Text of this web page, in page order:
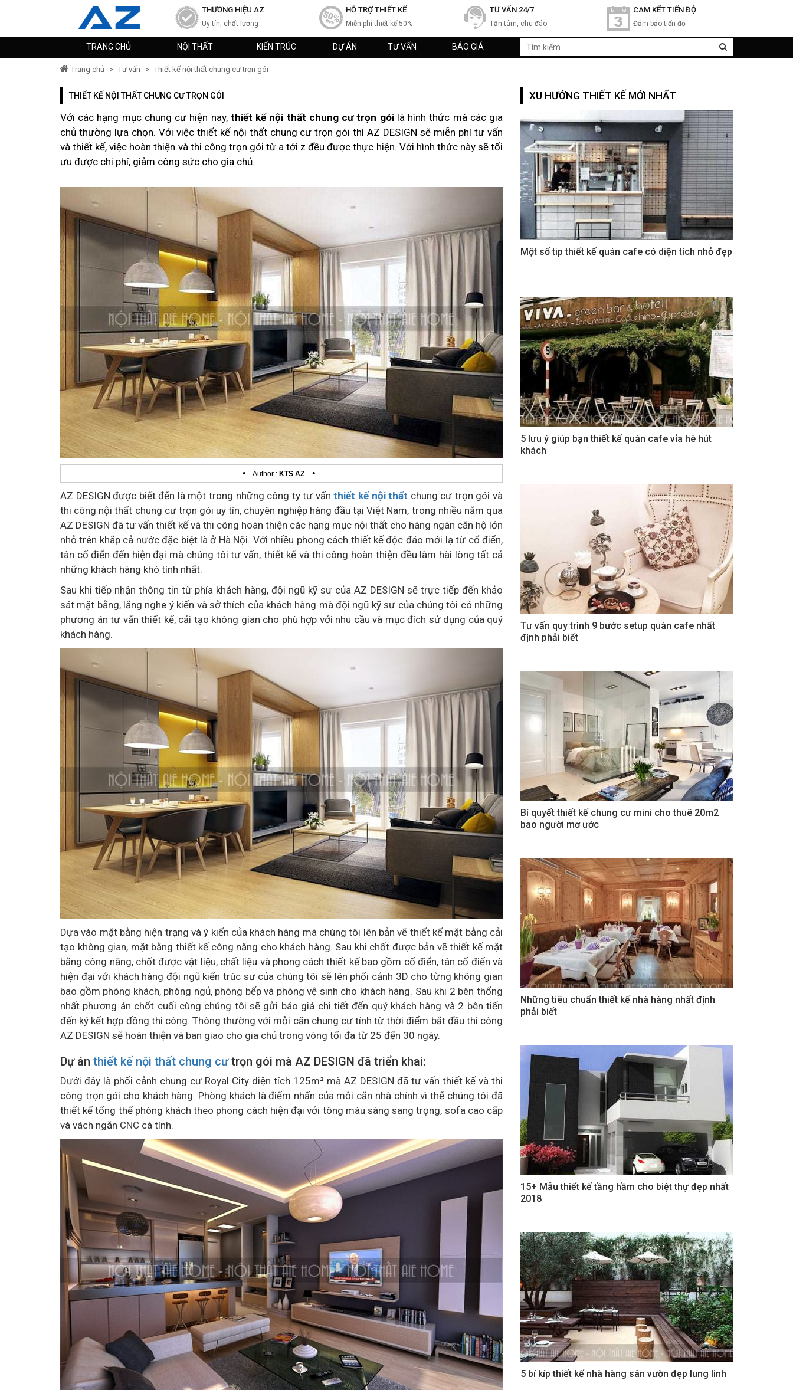
THƯƠNG HIỆU AZ
Uy tín, chất lượng
HỖ TRỢ THIẾT KẾ
Miễn phí thiết kế 50%
TƯ VẤN 24/7
Tận tâm, chu đáo
CAM KẾT TIẾN ĐỘ
Đảm bảo tiến độ
TRANG CHỦ NỘI THẤT KIẾN TRÚC DỰ ÁN TƯ VẤN BÁO GIÁ
Trang chủ > Tư vấn > Thiết kế nội thất chung cư trọn gói
THIẾT KẾ NỘI THẤT CHUNG CƯ TRỌN GÓI
Với các hạng mục chung cư hiện nay, thiết kế nội thất chung cư trọn góilà hình thức mà các gia
chủ thường lựa chọn. Với việc thiết kế nội thất chung cư trọn gói thì AZ DESIGN sẽ miễn phí tư vấn
và thiết kế, việc hoàn thiện và thi công trọn gói từ a tới z đều được thực hiện. Với hình thức này sẽ tối
ưu được chi phí, giảm công sức cho gia chủ.
• Author : KTS AZ •
AZ DESIGN được biết đến là một trong những công ty tư vấnthiết kế nội thất chung cư trọn gói và
thi công nội thất chung cư trọn gói uy tín, chuyên nghiệp hàng đầu tại Việt Nam, trong nhiều năm qua
AZ DESIGN đã tư vấn thiết kế và thi công hoàn thiện các hạng mục nội thất cho hàng ngàn căn hộ lớn
nhỏ trên khắp cả nước đặc biệt là ở Hà Nội. Với nhiều phong cách thiết kế độc đáo mới lạ từ cổ điển,
tân cổ điển đến hiện đại mà chúng tôi tư vấn, thiết kế và thi công hoàn thiện đều làm hài lòng tất cả
những khách hàng khó tính nhất.
Sau khi tiếp nhận thông tin từ phía khách hàng, đội ngũ kỹ sư của AZ DESIGN sẽ trực tiếp đến khảo
sát mặt bằng, lắng nghe ý kiến và sở thích của khách hàng mà đội ngũ kỹ sư của chúng tôi có những
phương án tư vấn thiết kế, cải tạo không gian cho phù hợp với nhu cầu và mục đích sử dụng của quý
khách hàng.
Dựa vào mặt bằng hiện trạng và ý kiến của khách hàng mà chúng tôi lên bản vẽ thiết kế mặt bằng cải
tạo không gian, mặt bằng thiết kế công năng cho khách hàng. Sau khi chốt được bản vẽ thiết kế mặt
bằng công năng, chốt được vật liệu, chất liệu và phong cách thiết kế bao gồm cổ điển, tân cổ điển và
hiện đại với khách hàng đội ngũ kiến trúc sư của chúng tôi sẽ lên phối cảnh 3D cho từng không gian
bao gồm phòng khách, phòng ngủ, phòng bếp và phòng vệ sinh cho khách hàng. Sau khi 2 bên thống
nhất phương án chốt cuối cùng chúng tôi sẽ gửi báo giá chi tiết đến quý khách hàng và 2 bên tiến
đến ký kết hợp đồng thi công. Thông thường với mỗi căn chung cư tính từ thời điểm bắt đầu thi công
AZ DESIGN sẽ hoàn thiện và ban giao cho gia chủ trong vòng tối đa từ 25 đến 30 ngày.
Dự án thiết kế nội thất chung cưtrọn gói mà AZ DESIGN đã triển khai:
Dưới đây là phối cảnh chung cư Royal City diện tích 125m² mà AZ DESIGN đã tư vấn thiết kế và thi
công trọn gói cho khách hàng. Phòng khách là điểm nhấn của mỗi căn nhà chính vì thế chúng tôi đã
thiết kế tổng thế phòng khách theo phong cách hiện đại với tông màu sáng sang trọng, sofa cao cấp
và vách ngăn CNC cá tính.
XU HƯỚNG THIẾT KẾ MỚI NHẤT
Một số tip thiết kế quán cafe có diện tích nhỏ đẹp
5 lưu ý giúp bạn thiết kế quán cafe vỉa hè hút
khách
Tư vấn quy trình 9 bước setup quán cafe nhất
định phải biết
Bí quyết thiết kế chung cư mini cho thuê 20m2
bao người mơ ước
Những tiêu chuẩn thiết kế nhà hàng nhất định
phải biết
15+ Mẫu thiết kế tầng hầm cho biệt thự đẹp nhất
2018
5 bí kíp thiết kế nhà hàng sân vườn đẹp lung linh